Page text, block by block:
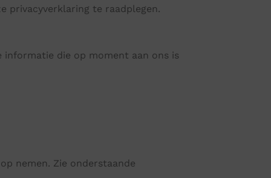
privacyverklaring te raadplegen.
informatie die op moment aan ons is
nemen. Zie onderstaande